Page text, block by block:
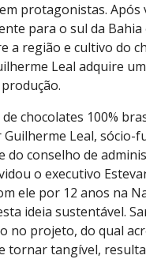
protagonistas. Após
para o sul da
a região e cultivo do
Leal adquire
chocolates 100%
Guilherme Leal, sócio-
do conselho de
o executivo
ele por 12 anos na
ideia sustentável.
no projeto, do qual
tornar tangível,